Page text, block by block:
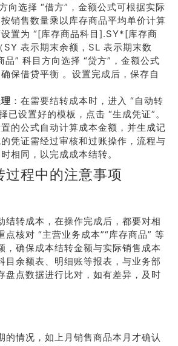
向选择 “借方”，金额公式可根据实际
销售数量乘以库存商品平均单价计算
置为 “[库存商品科目].SY*[库存商
SY 表示期末余额，SL 表示期末数
品” 科目方向选择 “贷方”，金额公式
保借贷平衡 。设置完成后，保存自
：在需要结转成本时，进入 “自动转
已设置好的模板，点击 “生成凭证”。
的公式自动计算成本金额，并生成记
凭证需经过审核和过账操作，流程与
相同，以完成成本结转。
过程中的注意事项
结转成本，在操作完成后，都要对相
点核对 “主营业务成本”“库存商品” 等
，确保成本结转金额与实际销售成本
目余额表、明细账等报表，与业务部
盘点数据进行比对，如有差异，及时
的情况，如上月销售商品本月才确认